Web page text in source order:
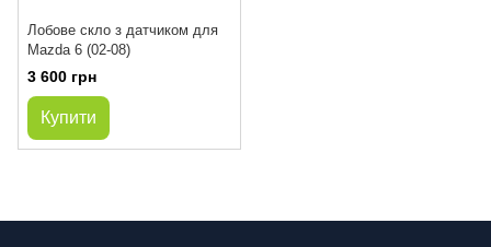
Лобове скло з датчиком для
Mazda 6 (02-08)
3 600 грн
Купити